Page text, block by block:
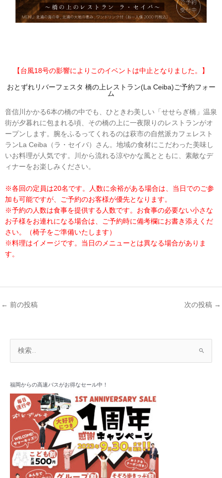
【台風18号の影響によりこのイベントは中止となりました。】
おとずれリバーフェスタ 橋の上レストラン(La Ceiba)ご予約フォー
ム
音信川かかる6本の橋の中でも、ひときわ美しい「せせらぎ橋」温泉
街が夕暮れに包まれる頃、その橋の上に一夜限りのレストランがオ
ープンします。腕をふるってくれるのは萩市の自然派カフェレスト
ランLa Ceiba（ラ・セイバ）さん。地域の食材にこだわった美味し
いお料理が人気です。川から流れる涼やかな風とともに、素敵なデ
ィナーをお楽しみください。
※各回の定員は20名です。人数に余裕がある場合は、当日でのご参
加も可能ですが、ご予約のお客様が優先となります。
※予約の人数は食事を提供する人数です。お食事の必要ない小さな
お子様をお連れになる場合は、ご予約時に備考欄にお書き添えくだ
さい。（椅子をご準備いたします）
※料理はイメージです。当日のメニューとは異なる場合がありま
す。
← 前の投稿 次の投稿 →
索
象
:
福岡からの高速バスがお得なセール中！
カ
ブ